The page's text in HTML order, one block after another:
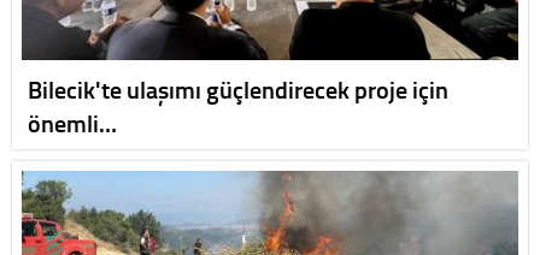
Bilecik'te ulaşımı güçlendirecek proje için
önemli…